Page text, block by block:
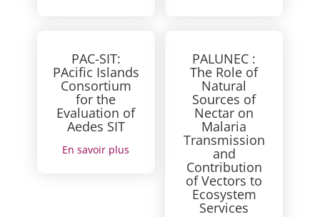
PAC-SIT:
PAcific Islands
Consortium
for the
Evaluation of
Aedes SIT
En savoir plus
PALUNEC :
The Role of
Natural
Sources of
Nectar on
Malaria
Transmission
and
Contribution
of Vectors to
Ecosystem
Services